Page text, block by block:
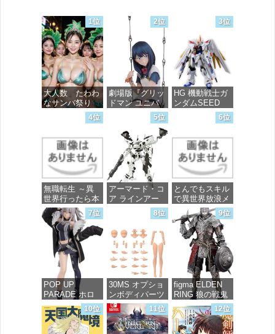
1位
大人数 たわわ
なサンバ祭り
価格：¥99
2位
劇場版『グリッ
ドマン ユニバ
ース』 宝多六
花 wall figure
1/7スケール プ
ラスチック製
塗装済み完成品
フィギュア
価格：¥13,756
3位
HG 機動戦士ガ
ンダムSEED
FREEDOM マ
イティーストラ
ガンダム 1/144
スケール 色分
け済みプラモデ
価格：¥4,800
4位
無職転生 ～異
世界行ったら本
気だす～ 20
(MFコミック
ス フラッパー
シリーズ)
価格：¥748
5位
アーマード・コ
ア ラインアー
ク ホワイト・
グリント 全高
約160mm 1/72
スケール プラ
モデル
価格：¥7,367
6位
とんでもスキル
で異世界放浪メ
シ 10 (ガルドコ
ミックス)
価格：¥726
7位
POP UP
PARADE ホロ
ライブプロダク
ション 獅白ぼ
たん ノンスケ
8位
30MS オプショ
ンボディパーツ
アームパーツ&
レッグパーツ
[カラーC] 色分
9位
figma ELDEN
RING 狼の戦鬼
ノンスケール
プラスチック製
塗装済み可動フ
10位 11位 12位